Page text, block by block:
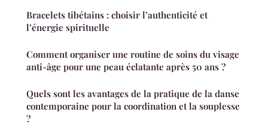
Bracelets tibétains : choisir l’authenticité et
l’énergie spirituelle
Comment organiser une routine de soins du visage
anti-âge pour une peau éclatante après 50 ans ?
Quels sont les avantages de la pratique de la danse
contemporaine pour la coordination et la souplesse
?